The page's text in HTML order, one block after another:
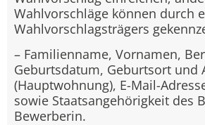
Wahlvorschläge können durch
Wahlvorschlagsträgers
– Familienname, Vornamen,
Geburtsdatum, Geburtsort und
(Hauptwohnung), E-Mail-
sowie Staatsangehörigkeit des
Bewerberin.